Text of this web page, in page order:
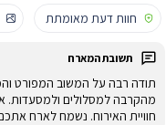
חוות דעת מאומתת
תודה רבה על המשוב המפורט
מהקרבה למסלולים ולמסעדות.
חוויית האירוח. נשמח לארח